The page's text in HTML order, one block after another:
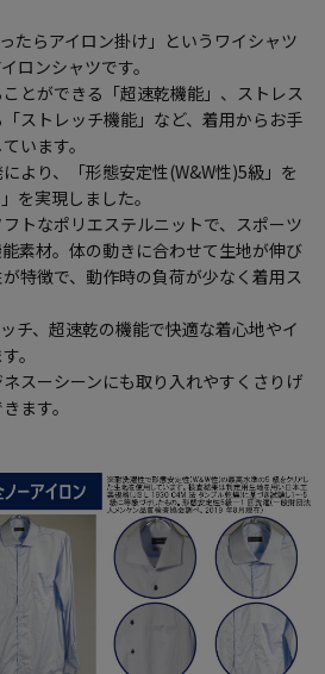
たらアイロン掛け」というワイシャツ
ロンシャツです。
とができる「超速乾機能」、ストレス
ストレッチ機能」など、着用からお手
います。
より、「形態安定性(W&W性)5級」を
を実現しました。
トなポリエステルニットで、スポーツ
素材。体の動きに合わせて生地が伸び
特徴で、動作時の負荷が少なく着用ス
チ、超速乾の機能で快適な着心地やイ
。
スーシーンにも取り入れやすくさりげ
ます。